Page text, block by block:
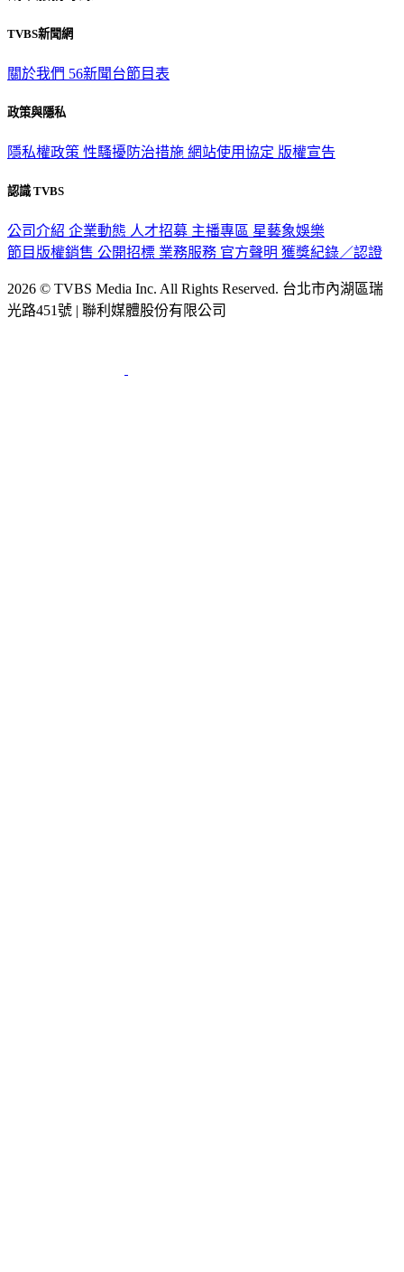
TVBS新聞網
關於我們 56新聞台節目表
政策與隱私
隱私權政策 性騷擾防治措施 網站使用協定 版權宣告
認識 TVBS
公司介紹 企業動態 人才招募 主播專區 星藝象娛樂
節目版權銷售 公開招標 業務服務 官方聲明 獲獎紀錄／認證
2026 © TVBS Media Inc. All Rights Reserved. 台北市內湖區瑞
光路451號 | 聯利媒體股份有限公司